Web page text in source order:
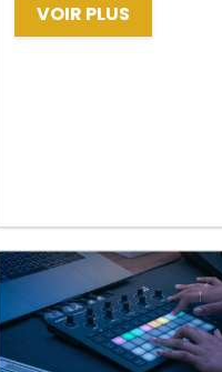
VOIR PLUS